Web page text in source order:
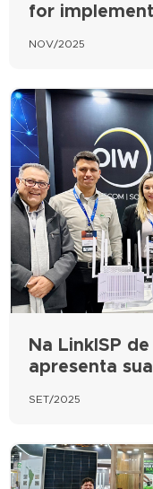
for
NOV/2025
Na LinkISP
apresenta
SET/2025